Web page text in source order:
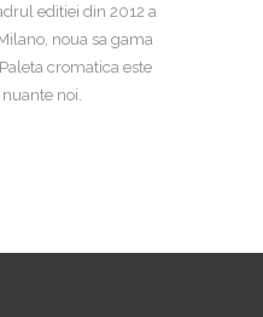
editiei din 2012 a
noua sa gama
cromatica este
noi.